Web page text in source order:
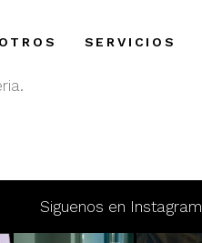
SERVICIOS
Siguenos en Instagram